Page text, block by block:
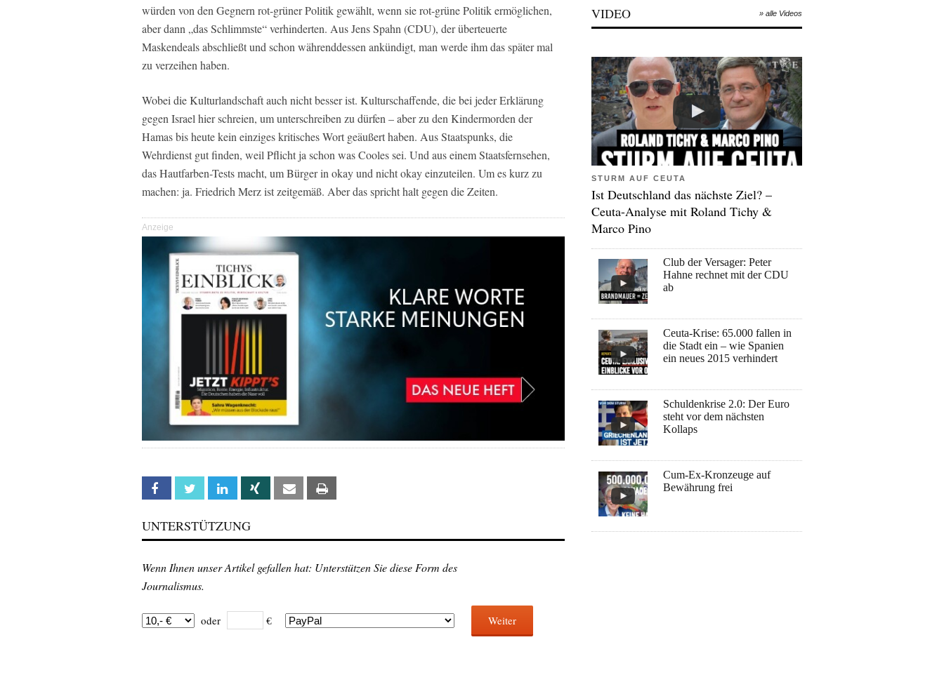
würden von den Gegnern rot-grüner Politik gewählt, wenn sie rot-grüne Politik ermöglichen,
aber dann „das Schlimmste“ verhinderten. Aus Jens Spahn (CDU), der überteuerte
Maskendeals abschließt und schon währenddessen ankündigt, man werde ihm das später mal
zu verzeihen haben.
Wobei die Kulturlandschaft auch nicht besser ist. Kulturschaffende, die bei jeder Erklärung
gegen Israel hier schreien, um unterschreiben zu dürfen – aber zu den Kindermorden der
Hamas bis heute kein einziges kritisches Wort geäußert haben. Aus Staatspunks, die
Wehrdienst gut finden, weil Pflicht ja schon was Cooles sei. Und aus einem Staatsfernsehen,
das Hautfarben-Tests macht, um Bürger in okay und nicht okay einzuteilen. Um es kurz zu
machen: ja. Friedrich Merz ist zeitgemäß. Aber das spricht halt gegen die Zeiten.
Anzeige
Facebook Twitter Linkedin Xing Email
UNTERSTÜTZUNG
Wenn Ihnen unser Artikel gefallen hat: Unterstützen Sie diese Form des
Journalismus.
oder € Weiter
VIDEO » alle Videos
STURM AUF CEUTA
Ist Deutschland das nächste Ziel? –
Ceuta-Analyse mit Roland Tichy &
Marco Pino
Club der Versager: Peter
Hahne rechnet mit der CDU
ab
Ceuta-Krise: 65.000 fallen in
die Stadt ein – wie Spanien
ein neues 2015 verhindert
Schuldenkrise 2.0: Der Euro
steht vor dem nächsten
Kollaps
Cum-Ex-Kronzeuge auf
Bewährung frei